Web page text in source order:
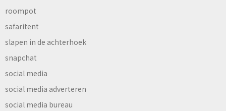
roompot
safaritent
slapen in de achterhoek
snapchat
social media
social media adverteren
social media bureau